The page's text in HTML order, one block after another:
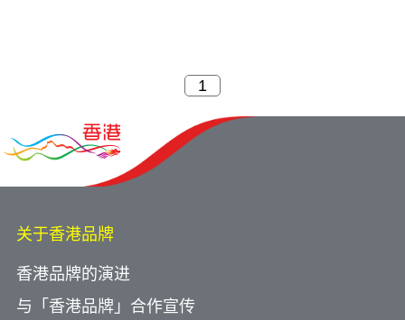
关于香港品牌
香港品牌的演进
与「香港品牌」合作宣传